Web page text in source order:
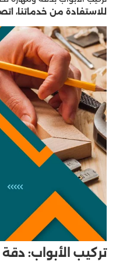
للاستفادة من خدماتنا،
تركيب الأبواب: